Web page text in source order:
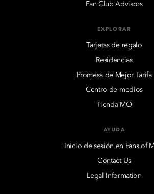
Fan Club Advisors
EXPLORAR
Tarjetas de regalo
Residencias
Promesa de Mejor Tarifa
Centro de medios
Tienda MO
AYUDA
Inicio de sesión en Fans of
Contact Us
Legal Information